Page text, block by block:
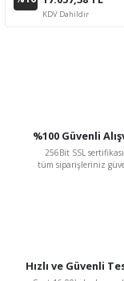
KDV Dahildir
%100 Güvenli
256Bit SSL
tüm siparişleriniz
Hızlı ve Güvenli